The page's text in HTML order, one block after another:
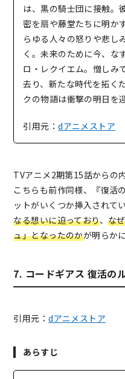
は、黒の騎士団に接触。
密を扇や藤堂たちに明か
らゆる人々の怒りや悲し
く。未来のために今、な
ロ・レクイエム。憎しみ
去り、新たな時代を拓く
クの物語は衝撃の明日を
引用元：dアニメストア
TVアニメ2期第15話からの内
こちらも前作同様、『復活
ットがいくつか挿入されて
なる想いに迫っており、な
ュ」となったのかが明らか
7. コードギアス 復活の
引用元：dアニメストア
あらすじ